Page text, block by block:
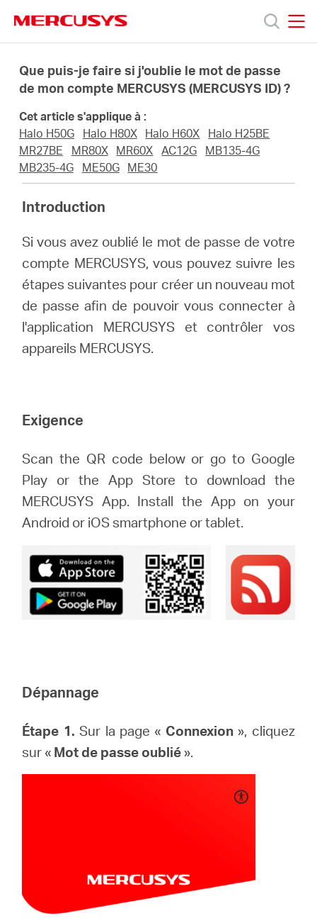
navigation
Produits
Mercusys
Que puis-je faire si j'oublie le mot de passe
de mon compte MERCUSYS (MERCUSYS ID) ?
Cet article s'applique à :
Halo H50G
Halo H80X Halo H60X
Halo H25BE
MR27BE
MR80X MR60X AC12G
MB135-4G
MB235-4G
ME50G ME30
Introduction
Si vous avez oublié le mot de passe de votre
compte MERCUSYS, vous pouvez suivre les
étapes suivantes pour créer un nouveau mot
de passe afin de pouvoir vous connecter à
l'application MERCUSYS et contrôler vos
appareils MERCUSYS.
Exigence
Scan the QR code below or go to Google
Play or the App Store to download the
MERCUSYS App. Install the App on your
Android or iOS smartphone or tablet.
Dépannage
Étape 1. Sur la page « Connexion», cliquez
sur « Mot de passe oublié».